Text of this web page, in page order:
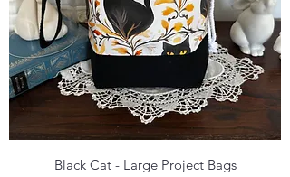
Black Cat - Large Project Bags